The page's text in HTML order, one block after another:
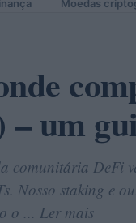
Moedas
um
comunitária DeFi
Nosso staking e
o ... Ler mais